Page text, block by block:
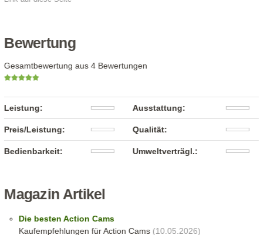
Bewertung
Gesamtbewertung aus 4 Bewertungen
Leistung: Ausstattung:
Preis/Leistung: Qualität:
Bedienbarkeit: Umweltverträgl.:
Magazin Artikel
Die besten Action Cams
Kaufempfehlungen für Action Cams(10.05.2026)